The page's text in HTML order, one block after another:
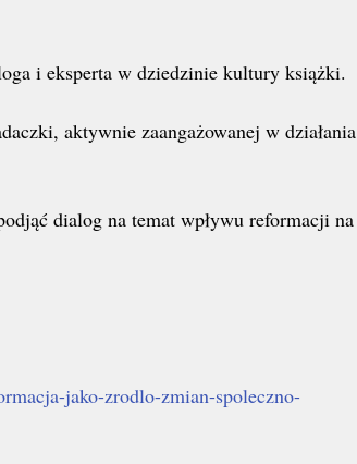
i eksperta w dziedzinie kultury książki.
aktywnie zaangażowanej w działania
dialog na temat wpływu reformacji na
jako-zrodlo-zmian-spoleczno-